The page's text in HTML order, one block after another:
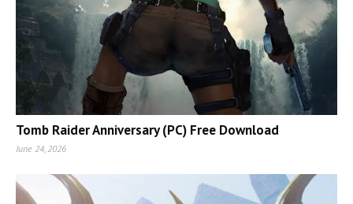
Tomb Raider Anniversary (PC) Free Download
June 24, 2026